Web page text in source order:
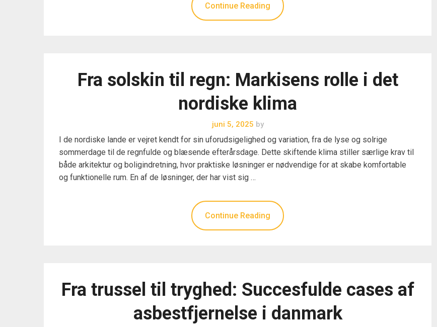
Continue Reading
Fra solskin til regn: Markisens rolle i det
nordiske klima
juni 5, 2025 by
I de nordiske lande er vejret kendt for sin uforudsigelighed og variation, fra de lyse og solrige
sommerdage til de regnfulde og blæsende efterårsdage. Dette skiftende klima stiller særlige krav til
både arkitektur og boligindretning, hvor praktiske løsninger er nødvendige for at skabe komfortable
og funktionelle rum. En af de løsninger, der har vist sig …
Continue Reading
Fra trussel til tryghed: Succesfulde cases af
asbestfjernelse i danmark